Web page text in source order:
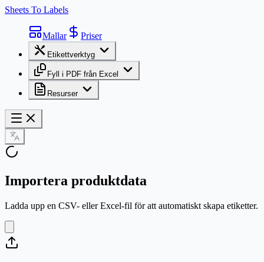
Sheets To Labels
Mallar Priser
Etikettverktyg
Fyll i PDF från Excel
Resurser
Importera produktdata
Ladda upp en CSV- eller Excel-fil för att automatiskt skapa etiketter.